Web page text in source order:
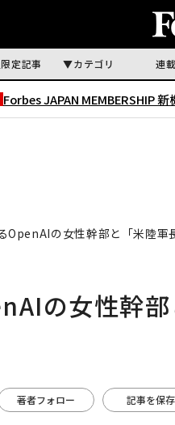
定記事 カテゴリ 連載
Forbes JAPAN MEMBERSHIP 新
OpenAIの女性幹部と「米陸軍
の女性幹
著者フォロー 記事を保存